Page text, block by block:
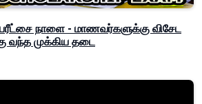
பரீட்சை நாளை - மாணவர்களுக்கு விசேட
வந்த முக்கிய தடை